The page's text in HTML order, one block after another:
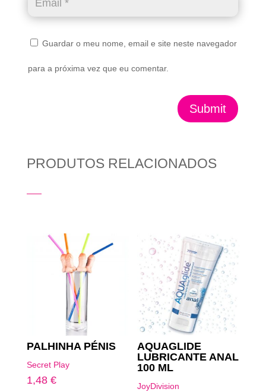
Guardar o meu nome, email e site neste navegador
para a próxima vez que eu comentar.
Submit
PRODUTOS RELACIONADOS
PALHINHA PÉNIS
Secret Play
1,48 €
AQUAGLIDE
LUBRICANTE ANAL
100 ML
JoyDivision